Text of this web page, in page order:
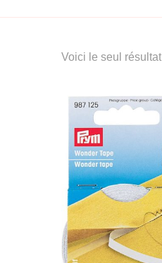
Voici le seul résultat